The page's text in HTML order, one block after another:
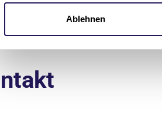
Ablehnen